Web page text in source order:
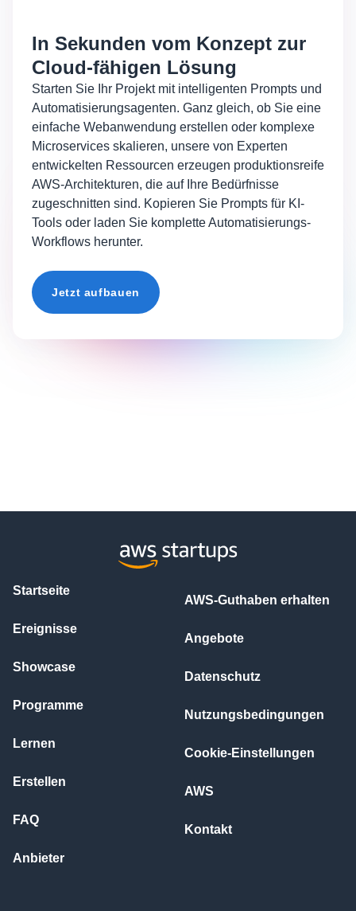
In Sekunden vom Konzept zur
Cloud-fähigen Lösung
Starten Sie Ihr Projekt mit intelligenten Prompts und
Automatisierungsagenten. Ganz gleich, ob Sie eine
einfache Webanwendung erstellen oder komplexe
Microservices skalieren, unsere von Experten
entwickelten Ressourcen erzeugen produktionsreife
AWS-Architekturen, die auf Ihre Bedürfnisse
zugeschnitten sind. Kopieren Sie Prompts für KI-
Tools oder laden Sie komplette Automatisierungs-
Workflows herunter.
Jetzt aufbauen
Startseite
Ereignisse
Showcase
Programme
Lernen
Erstellen
FAQ
Anbieter
AWS-Guthaben erhalten
Angebote
Datenschutz
Nutzungsbedingungen
Cookie-Einstellungen
AWS
Kontakt